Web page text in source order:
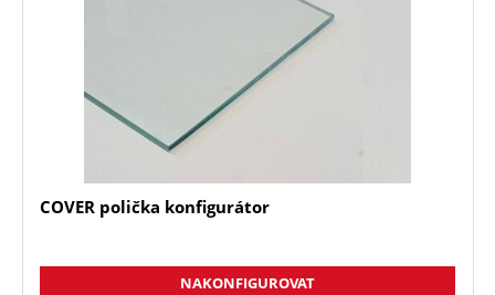
COVER polička konfigurátor
NAKONFIGUROVAT